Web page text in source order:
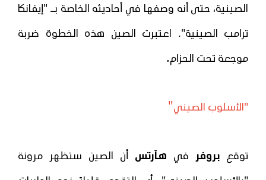
الصينية، حتى أنه وصفها في أحاديثه الخاصة بـ "إيفانكا
ترامب الصينية". اعتبرت الصين هذه الخطوة ضربة
موجعة تحت الحزام.
"الأسلوب الصيني"
توقع بروفر في هآرتس أن الصين ستظهر مرونة